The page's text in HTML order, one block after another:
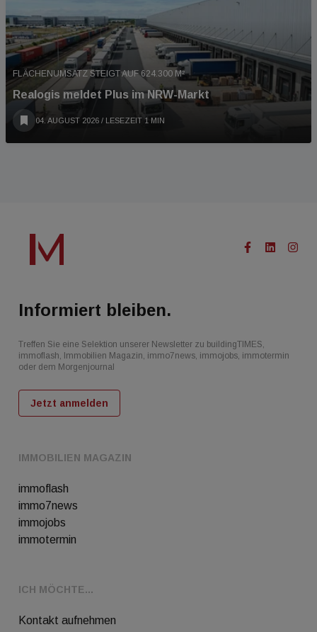
FLÄCHENUMSATZ STEIGT AUF 624.300 M²
Realogis meldet Plus im NRW-Markt
04. AUGUST 2026 / LESEZEIT 1 MIN
IMMOBILIEN MAGAZIN
immoflash
immo7news
immojobs
immotermin
ICH MÖCHTE...
Kontakt aufnehmen
Informiert bleiben.
Treffen Sie eine Selektion unserer Newsletter zu buildingTIMES,
immoflash, Immobilien Magazin, immo7news, immojobs, immotermin
oder dem Morgenjournal
Jetzt anmelden